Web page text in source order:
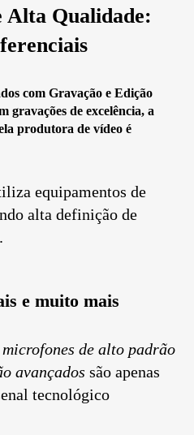
Alta Qualidade:
com Gravação e Edição
gravações de excelência, a
produtora de vídeo é
equipamentos de
alta definição de
e muito mais
de alto padrão
avançados são apenas
tecnológico